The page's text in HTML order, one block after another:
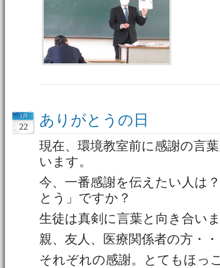
3月
22 ありがとうの日
現在、環境教室前に感謝の言
います。
今、一番感謝を伝えたい
とう」ですか？
生徒は真剣に言葉と向き合い
親、友人、医療関係者の方・
それぞれの感謝。とてもほっ